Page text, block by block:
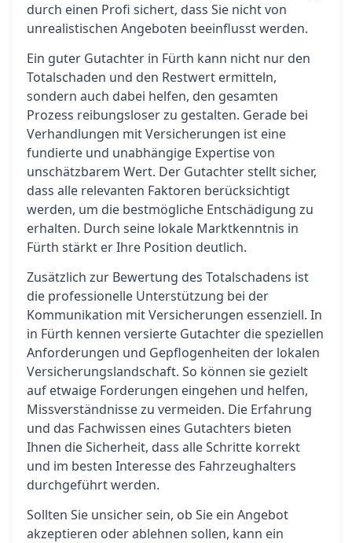
durch einen Profi sichert, dass Sie nicht von
unrealistischen Angeboten beeinflusst werden.
Ein guter Gutachter in Fürth kann nicht nur den
Totalschaden und den Restwert ermitteln,
sondern auch dabei helfen, den gesamten
Prozess reibungsloser zu gestalten. Gerade bei
Verhandlungen mit Versicherungen ist eine
fundierte und unabhängige Expertise von
unschätzbarem Wert. Der Gutachter stellt sicher,
dass alle relevanten Faktoren berücksichtigt
werden, um die bestmögliche Entschädigung zu
erhalten. Durch seine lokale Marktkenntnis in
Fürth stärkt er Ihre Position deutlich.
Zusätzlich zur Bewertung des Totalschadens ist
die professionelle Unterstützung bei der
Kommunikation mit Versicherungen essenziell. In
in Fürth kennen versierte Gutachter die speziellen
Anforderungen und Gepflogenheiten der lokalen
Versicherungslandschaft. So können sie gezielt
auf etwaige Forderungen eingehen und helfen,
Missverständnisse zu vermeiden. Die Erfahrung
und das Fachwissen eines Gutachters bieten
Ihnen die Sicherheit, dass alle Schritte korrekt
und im besten Interesse des Fahrzeughalters
durchgeführt werden.
Sollten Sie unsicher sein, ob Sie ein Angebot
akzeptieren oder ablehnen sollen, kann ein